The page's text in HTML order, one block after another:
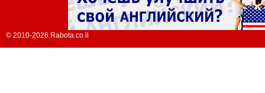
© 2010-2026 Rabota.co.il